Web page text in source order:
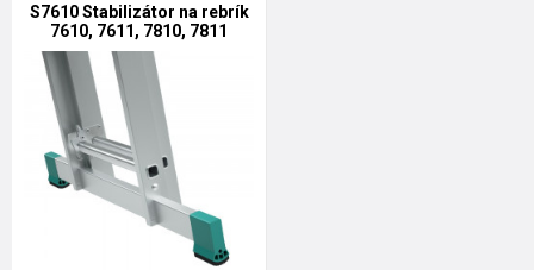
S7610 Stabilizátor na rebrík
7610, 7611, 7810, 7811